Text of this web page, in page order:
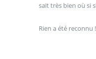
sait très bien où si
Rien a été reconnu !